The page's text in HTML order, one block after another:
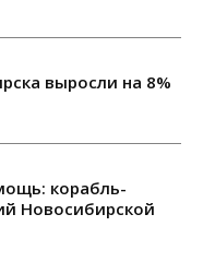
выросли на 8%
корабль-
Новосибирской